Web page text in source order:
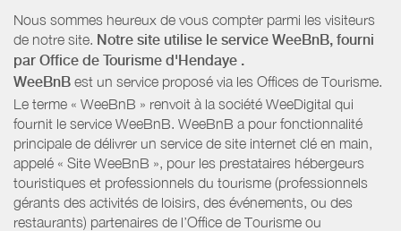
Nous sommes heureux de vous compter parmi les visiteurs
de notre site. Notre site utilise le service WeeBnB, fourni
par Office de Tourisme d'Hendaye .
WeeBnB est un service proposé via les Offices de Tourisme.
Le terme « WeeBnB » renvoit à la société WeeDigital qui
fournit le service WeeBnB. WeeBnB a pour fonctionnalité
principale de délivrer un service de site internet clé en main,
appelé « Site WeeBnB », pour les prestataires hébergeurs
touristiques et professionnels du tourisme (professionnels
gérants des activités de loisirs, des événements, ou des
restaurants) partenaires de l’Office de Tourisme ou